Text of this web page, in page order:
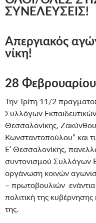
ΣΥΝΕΛΕΥΣΕΙΣ!
Απεργιακός
νίκη!
28
Την Τρίτη 11/2
Συλλόγων Εκπαιδευτικών
Θεσσαλονίκης,
Κωνσταντοπούλου” και
Ε’ Θεσσαλονίκης,
συντονισμού Συλλόγων
οργάνωση κοινών
– πρωτοβουλιών ενάντια
πολιτική της
της.